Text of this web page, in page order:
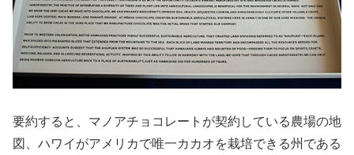
要約すると、マノアチョコレートが契約している農場の地
図、ハワイがアメリカで唯一カカオを栽培できる州である